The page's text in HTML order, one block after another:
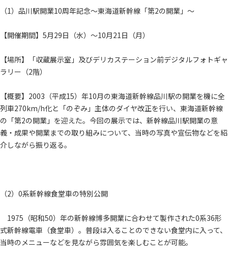
（1）品川駅開業10周年記念～東海道新幹線「第2の開業」～
【開催期間】5月29日（水）～10月21日（月）
【場所】「収蔵展示室」及びデリカステーション前デジタルフォトギャ
ラリー（2階）
【概要】2003（平成15）年10月の東海道新幹線品川駅の開業を機に全
列車270km/h化と「のぞみ」主体のダイヤ改正を行い、東海道新幹線
の「第2の開業」を迎えた。今回の展示では、新幹線品川駅開業の意
義・成果や開業までの取り組みについて、当時の写真や宣伝物などを紹
介しながら振り返る。
（2）0系新幹線食堂車の特別公開
1975（昭和50）年の新幹線博多開業に合わせて製作された0系36形
式新幹線電車（食堂車）。普段は入ることのできない食堂内に入って、
当時のメニューなどを見ながら雰囲気を楽しむことが可能。